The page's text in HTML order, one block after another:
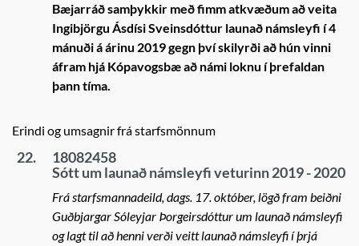
Bæjarráð samþykkir með fimm atkvæðum að veita
Ingibjörgu Ásdísi Sveinsdóttur launað námsleyfi í 4
mánuði á árinu 2019 gegn því skilyrði að hún vinni
áfram hjá Kópavogsbæ að námi loknu í þrefaldan
þann tíma.
Erindi og umsagnir frá starfsmönnum
22.
18082458
Sótt um launað námsleyfi veturinn 2019 - 2020
Frá starfsmannadeild, dags. 17. október, lögð fram beiðni
Guðbjargar Sóleyjar Þorgeirsdóttur um launað námsleyfi
og lagt til að henni verði veitt launað námsleyfi í þrjá